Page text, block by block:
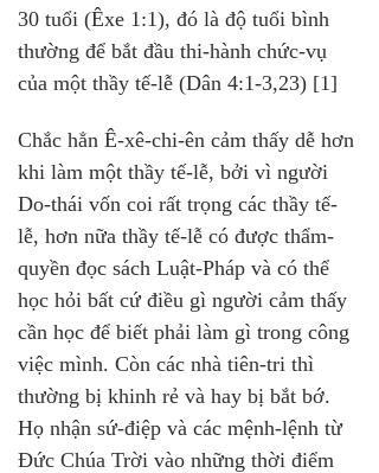
30 tuổi (Êxe 1:1), đó là độ tuổi bình
thường để bắt đầu thi-hành chức-vụ
của một thầy tế-lễ (Dân 4:1-3,23) [1]
Chắc hẳn Ê-xê-chi-ên cảm thấy dễ hơn
khi làm một thầy tế-lễ, bởi vì người
Do-thái vốn coi rất trọng các thầy tế-
lễ, hơn nữa thầy tế-lễ có được thẩm-
quyền đọc sách Luật-Pháp và có thể
học hỏi bất cứ điều gì người cảm thấy
cần học để biết phải làm gì trong công
việc mình. Còn các nhà tiên-tri thì
thường bị khinh rẻ và hay bị bắt bớ.
Họ nhận sứ-điệp và các mệnh-lệnh từ
Đức Chúa Trời vào những thời điểm